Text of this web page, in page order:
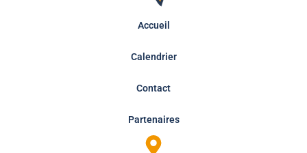
Accueil
Calendrier
Contact
Partenaires